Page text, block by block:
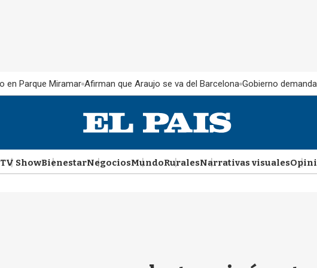
en Parque Miramar Afirman que Araujo se va del Barcelona Gobierno
TV ShowBienestarNegociosMundoRuralesNarrativas visuales